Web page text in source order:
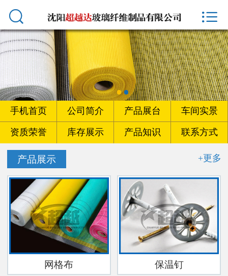
 首页
手机首页
公司简介
产品展台
车间实景
资质荣誉
产品知识
联系方式
 
手机首页 公司简介 产品展台 车间实景
资质荣誉 库存展示 产品知识 联系方式
产品展示 +更多
网格布 保温钉